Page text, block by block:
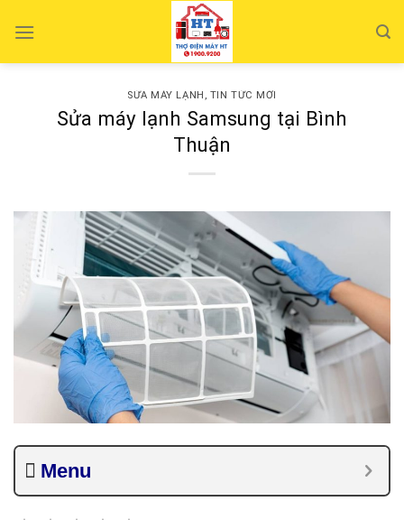
SỬA MÁY LẠNH , TIN TỨC MỚI
Sửa máy lạnh Samsung tại Bình
Thuận
Menu